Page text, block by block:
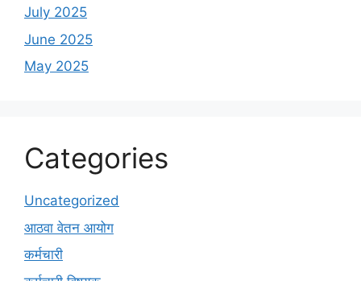
July 2025
June 2025
May 2025
Categories
Uncategorized
आठवा वेतन आयोग
कर्मचारी